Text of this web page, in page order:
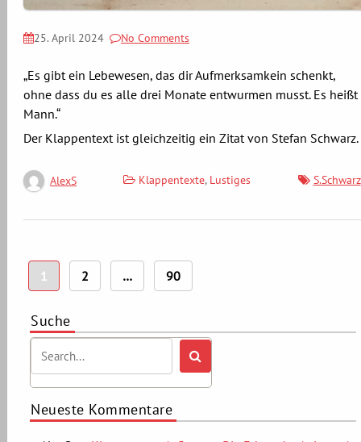
25. April 2024 No Comments
„Es gibt ein Lebewesen, das dir Aufmerksamkein schenkt,
ohne dass du es alle drei Monate entwurmen musst. Es heißt
Mann.“
Der Klappentext ist gleichzeitig ein Zitat von Stefan Schwarz.
AlexS Klappentexte, Lustiges S.Schwarz
Seitennummerierung
der
1 2 … 90
Suche
Neueste Kommentare